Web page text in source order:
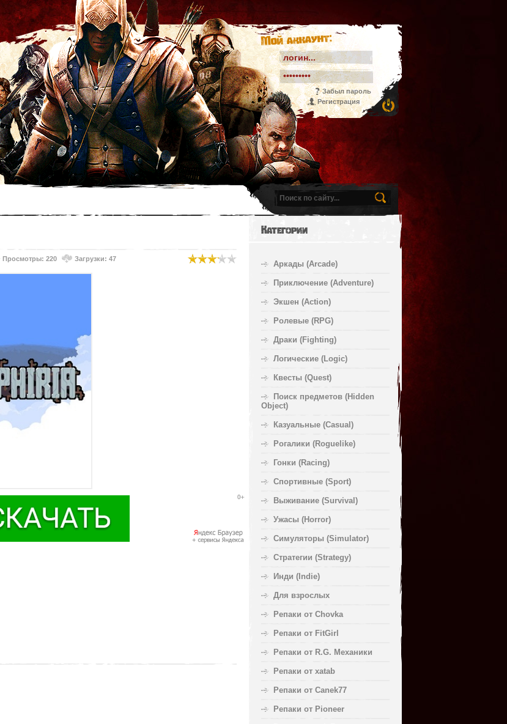
Мой аккаунт:
Забыл пароль
Регистрация
Просмотры: 220 Загрузки: 47
Категории
Аркады (Arcade)
Приключение (Adventure)
Экшен (Action)
Ролевые (RPG)
Драки (Fighting)
Логические (Logic)
Квесты (Quest)
Поиск предметов (Hidden
Object)
Казуальные (Casual)
Рогалики (Roguelike)
Гонки (Racing)
Спортивные (Sport)
Выживание (Survival)
Ужасы (Horror)
Симуляторы (Simulator)
Стратегии (Strategy)
Инди (Indie)
Для взрослых
Репаки от Chovka
Репаки от FitGirl
Репаки от R.G. Механики
Репаки от xatab
Репаки от Canek77
Репаки от Pioneer